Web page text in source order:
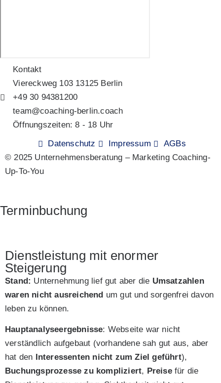
Kontakt
Viereckweg 103 13125 Berlin
+49 30 94381200
team@coaching-berlin.coach
Öffnungszeiten: 8 - 18 Uhr
Datenschutz
Impressum
AGBs
© 2025 Unternehmensberatung – Marketing Coaching-
Up-To-You
Terminbuchung
Dienstleistung mit enormer
Steigerung
Stand: Unternehmung lief gut aber die Umsatzahlen
waren nicht ausreichend um gut und sorgenfrei davon
leben zu können.
Hauptanalyseergebnisse: Webseite war nicht
verständlich aufgebaut (vorhandene sah gut aus, aber
hat den
Interessenten nicht zum Ziel geführt),
Buchungsprozesse zu kompliziert, Preisefür die